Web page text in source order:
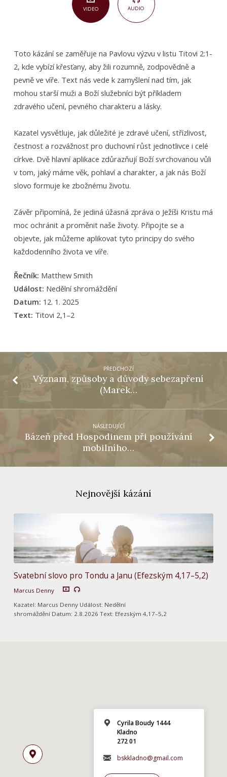
VIDEO AUDIO
Toto kázání se zaměřuje na Pavlovu výzvu v listu Titovi 2:1-
2, kde vybízí křesťany, aby žili rozumně, zodpovědně a
pevně ve víře. Text nás vede k zamyšlení nad tím, jak
mohou starší muži a Boží služebníci být příkladem
zdravého učení, pevného charakteru a lásky.
Kazatel vysvětluje, jak důležité je zdravé učení, střízlivost,
čestnost a rozvážnost pro duchovní růst jednotlivce i celé
církve. Dvě hlavní aplikace zdůrazňují Boží svrchovanou vůli
v tom, jaký máme věk, pohlaví a charakter, a jak nás Boží
slovo formuje ke zbožnému životu.
Závěr připomíná, že jediná úžasná zpráva o Ježíši Kristu má
moc ochránit a proměnit naše životy. Připojte se a
objevte, jak můžeme aplikovat tyto principy do svého
každodenního života ve víře.
Řečník: Matthew Smith
Událost: Nedělní shromáždění
Datum: 12. 1. 2025
Text: Titovi 2,1–2
PŘEDCHOZÍ
Význam, způsoby a důvody sebezapření
(Marek…
NÁSLEDUJÍCÍ
Bázeň před Hospodinem při používání
mobilního…
Nejnovější kázání
Svatební slovo pro Tondu a Janu (Efezským 4,17–5,2)
Marcus Denny
Kazatel: Marcus Denny Událost: Nedělní
shromáždění Datum: 2.8.2026 Text: Efezským 4,17–5,2
Cyrila Boudy 1444
Kladno
272 01
bskkladno@gmail.com